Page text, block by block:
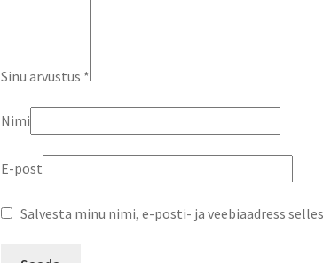
Sinu arvustus *
Nimi
E-post
Salvesta minu nimi, e-posti- ja veebiaadress